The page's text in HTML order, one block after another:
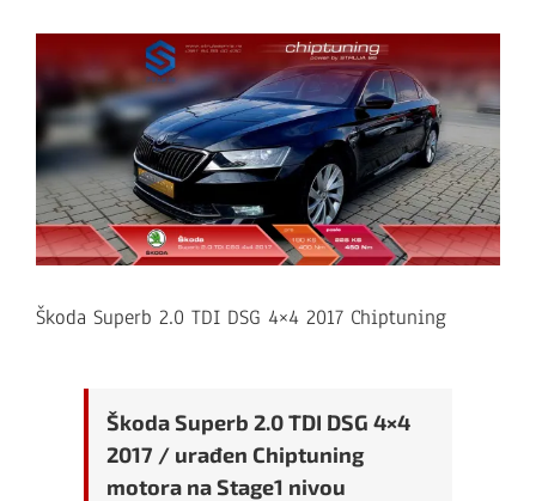
Škoda Superb 2.0 TDI DSG 4×4 2017 Chiptuning
Škoda Superb 2.0 TDI DSG 4×4
2017 / urađen Chiptuning
motora na Stage1 nivou